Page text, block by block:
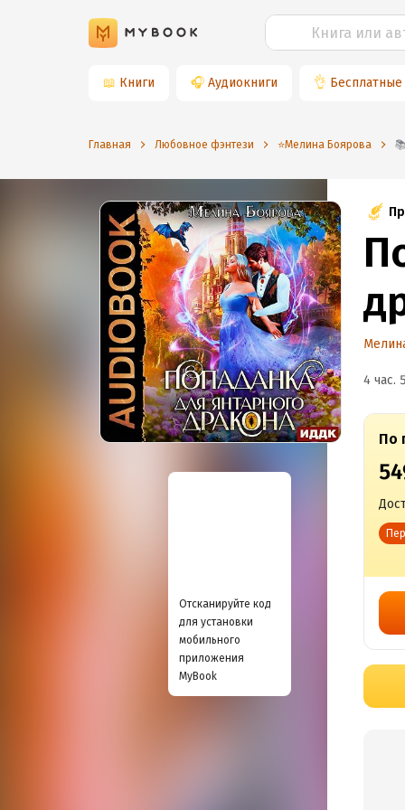
📖 Книги 🎧 Аудиокниги 👌 Бесплатные
Главная Любовное фэнтези ⭐️Мелина Боярова
Отсканируйте код
для установки
мобильного
приложения
MyBook
4 час.
По